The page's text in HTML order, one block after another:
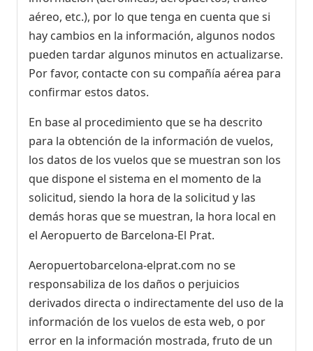
aéreo, etc.), por lo que tenga en cuenta que si
hay cambios en la información, algunos nodos
pueden tardar algunos minutos en actualizarse.
Por favor, contacte con su compañía aérea para
confirmar estos datos.
En base al procedimiento que se ha descrito
para la obtención de la información de vuelos,
los datos de los vuelos que se muestran son los
que dispone el sistema en el momento de la
solicitud, siendo la hora de la solicitud y las
demás horas que se muestran, la hora local en
el Aeropuerto de Barcelona-El Prat.
Aeropuertobarcelona-elprat.com no se
responsabiliza de los daños o perjuicios
derivados directa o indirectamente del uso de la
información de los vuelos de esta web, o por
error en la información mostrada, fruto de un